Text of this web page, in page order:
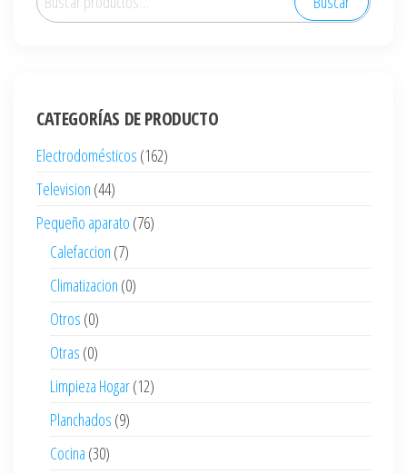
por:
CATEGORÍAS DE PRODUCTO
Electrodomésticos (162)
Television (44)
Pequeño aparato (76)
Calefaccion (7)
Climatizacion (0)
Otros (0)
Otras (0)
Limpieza Hogar(12)
Planchados (9)
Cocina (30)